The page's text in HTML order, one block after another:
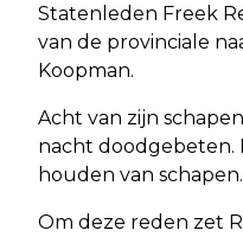
Statenleden Freek
van de provinciale
Koopman.
Acht van zijn
nacht doodgebeten.
houden van schapen.
Om deze reden zet